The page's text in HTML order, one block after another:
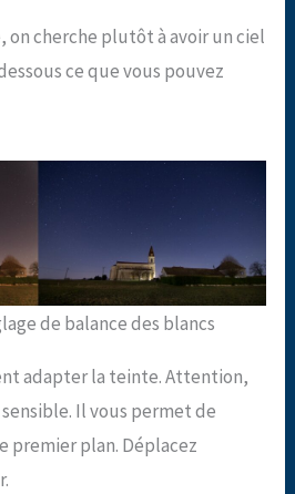
on cherche plutôt à avoir un ciel
ce que vous pouvez
de balance des blancs
adapter la teinte. Attention,
Il vous permet de
premier plan. Déplacez